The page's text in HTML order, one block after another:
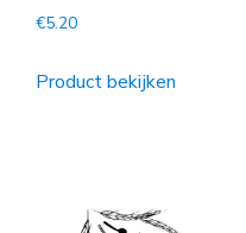
€5.20
Product bekijken